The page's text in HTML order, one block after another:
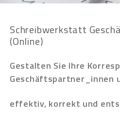
Schreibwerkstatt
(Online)
Gestalten Sie Ihre
Geschäftspartner_innen
effektiv, korrekt und